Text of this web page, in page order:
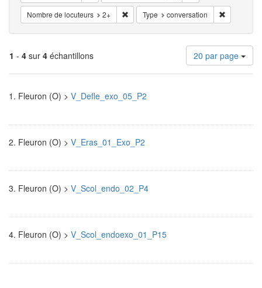
Nombre de locuteurs 2+ Supprimer la restriction Nombre de
Type conversation
1 - 4 sur 4 échantillons
Nombre
de
résultats
20 par page
Résultats
recherche
1. Fleuron (O) > V_Defle_exo_05_P2
2. Fleuron (O) > V_Eras_01_Exo_P2
3. Fleuron (O) > V_Scol_endo_02_P4
4. Fleuron (O) > V_Scol_endoexo_01_P15